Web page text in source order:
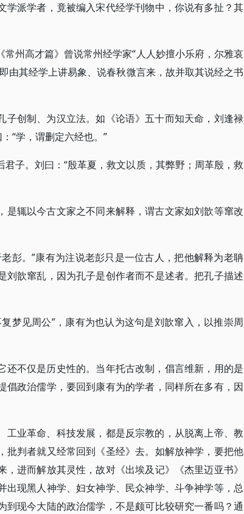
学派学者，竟被编入宋代经学刊物中，你说有多扯？其
州高才篇》曾说常州经学家“人人妙擅小乐府，尔雅哀
由其经学上讲易象、说春秋微言来，故并取其说经之书
子创制、为汉立法。如《论语》五十而知天命，刘逢禄
“学，谓删定六经也。”
子。刘曰：“殷革夏，救文以质，其弊野；周革殷，救
是辄以今古文家之不同来解释，谓古文家如刘歆等窜改
彭。”康有为注说老彭只是一位古人，把他解释为老聃
歆窜乱，因为孔子是创作者而不是述者。把孔子描述
梦见周公”，康有为也认为这句是刘歆窜入，以推崇周
还不仅是历史性的。当年托古改制，倡言维新，用的是
政治儒学，要回到康有为的学者，同样所在多有，因
工业革命、科技发展，都是反宗教的，从脱离上帝、教
判者就又经常回到《圣经》去。如解放神学，要把他
进而解放其灵性，故对《出埃及记》《杰里迈亚书》
出现黑人神学、妇女神学、民众神学、斗争神学等，总
现今大陆的政治儒学，不是颇可比较研究一番吗？通